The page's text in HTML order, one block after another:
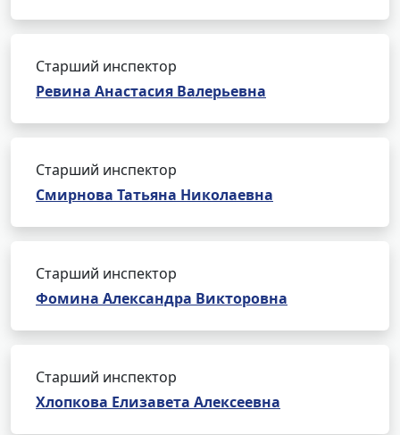
Старший инспектор
Ревина Анастасия Валерьевна
Старший инспектор
Смирнова Татьяна Николаевна
Старший инспектор
Фомина Александра Викторовна
Старший инспектор
Хлопкова Елизавета Алексеевна